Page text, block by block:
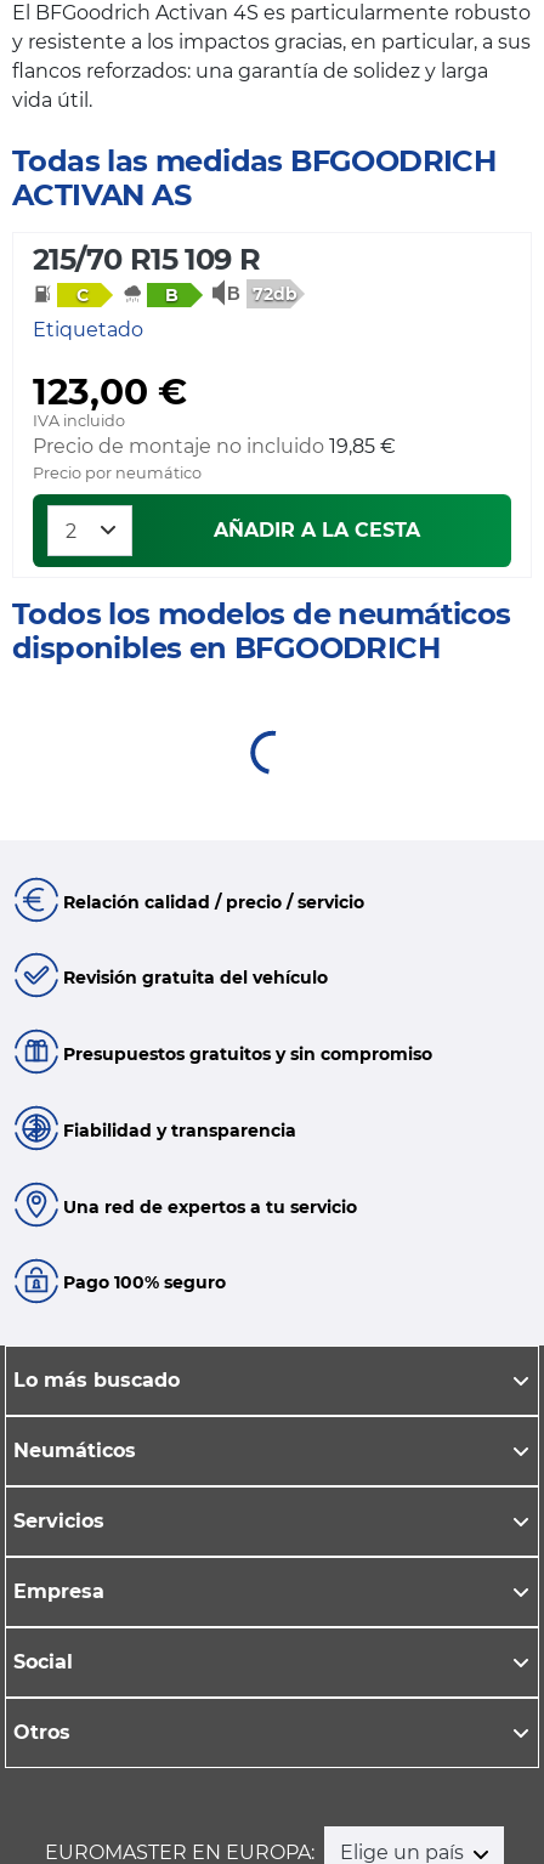
El BFGoodrich Activan 4S es particularmente robusto
y resistente a los impactos gracias, en particular, a sus
flancos reforzados: una garantía de solidez y larga
vida útil.
Todas las medidas BFGOODRICH
ACTIVAN AS
215/70 R15 109 R
C B 72db
Etiquetado
123,00 €
IVA incluido
Precio de montaje no incluido 19,85 €
Precio por neumático
AÑADIR A LA CESTA
Todos los modelos de neumáticos
disponibles en BFGOODRICH
Relación calidad / precio / servicio
Revisión gratuita del vehículo
Presupuestos gratuitos y sin compromiso
Fiabilidad y transparencia
Una red de expertos a tu servicio
Pago 100% seguro
Lo más buscado
Neumáticos
Servicios
Empresa
Social
Otros
EUROMASTER EN EUROPA: Elige un país